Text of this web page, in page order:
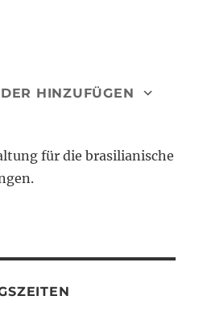
HINZUFÜGEN
für die brasilianische